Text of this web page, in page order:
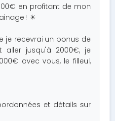
en profitant de mon
! ✴️
je recevrai un bonus de
aller jusqu'à 2000€, je
avec vous, le filleul,
et détails sur